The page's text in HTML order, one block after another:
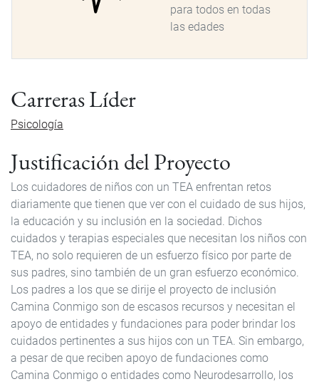
para todos en todas
las edades
Carreras Líder
Psicología
Justificación del Proyecto
Los cuidadores de niños con un TEA enfrentan retos
diariamente que tienen que ver con el cuidado de sus hijos,
la educación y su inclusión en la sociedad. Dichos
cuidados y terapias especiales que necesitan los niños con
TEA, no solo requieren de un esfuerzo físico por parte de
sus padres, sino también de un gran esfuerzo económico.
Los padres a los que se dirije el proyecto de inclusión
Camina Conmigo son de escasos recursos y necesitan el
apoyo de entidades y fundaciones para poder brindar los
cuidados pertinentes a sus hijos con un TEA. Sin embargo,
a pesar de que reciben apoyo de fundaciones como
Camina Conmigo o entidades como Neurodesarrollo, los